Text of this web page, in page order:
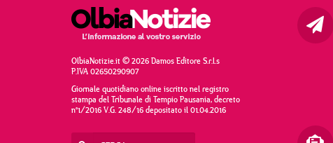
OlbiaNotizie.it © 2026 Damos Editore S.r.l.s
P.IVA 02650290907
Giornale quotidiano online iscritto nel registro
stampa del Tribunale di Tempio Pausania, decreto
n°1/2016 V.G. 248/16 depositato il 01.04.2016